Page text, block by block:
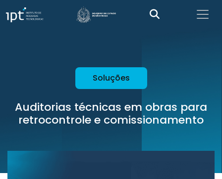
Soluções
Auditorias técnicas em obras para
retrocontrole e comissionamento